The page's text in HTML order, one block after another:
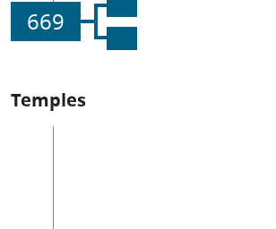
669
Temples